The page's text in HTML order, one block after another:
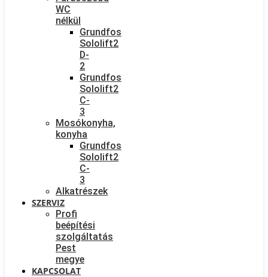
WC
nélkül
Grundfos
Sololift2
D-
2
Grundfos
Sololift2
C-
3
Mosókonyha,
konyha
Grundfos
Sololift2
C-
3
Alkatrészek
SZERVIZ
Profi
beépítési
szolgáltatás
Pest
megye
KAPCSOLAT